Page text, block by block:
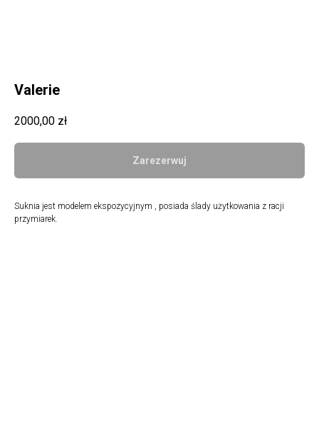
Valerie
2000,00 zł
Zarezerwuj
Suknia jest modelem ekspozycyjnym , posiada ślady użytkowania z racji
przymiarek.